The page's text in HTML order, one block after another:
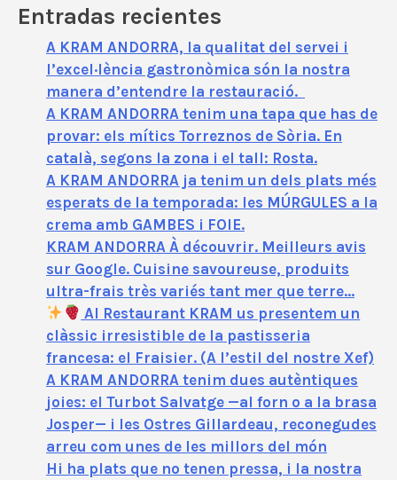
Entradas recientes
A KRAM ANDORRA, la qualitat del servei i
l’excel·lència gastronòmica són la nostra
manera d’entendre la restauració.
A KRAM ANDORRA tenim una tapa que has de
provar: els mítics Torreznos de Sòria. En
català, segons la zona i el tall: Rosta.
A KRAM ANDORRA ja tenim un dels plats més
esperats de la temporada: les MÚRGULES a la
crema amb GAMBES i FOIE.
KRAM ANDORRA À découvrir. Meilleurs avis
sur Google. Cuisine savoureuse, produits
ultra-frais très variés tant mer que terre…
Al Restaurant KRAM us presentem un
clàssic irresistible de la pastisseria
francesa: el Fraisier. (A l’estil del nostre Xef)
A KRAM ANDORRA tenim dues autèntiques
joies: el Turbot Salvatge —al forn o a la brasa
Josper— i les Ostres Gillardeau, reconegudes
arreu com unes de les millors del món
Hi ha plats que no tenen pressa, i la nostra